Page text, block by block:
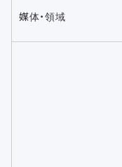
媒体・領域